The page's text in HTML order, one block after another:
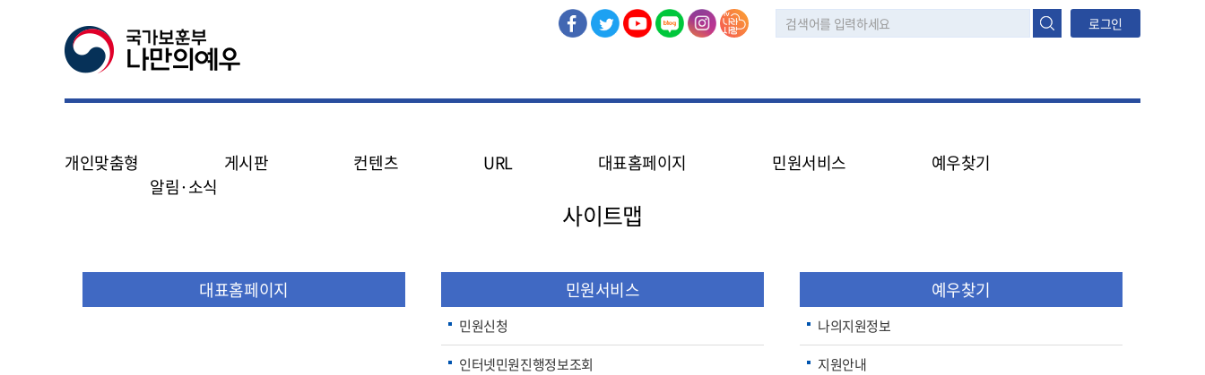
로그인
개인맞춤형 게시판 컨텐츠 URL 대표홈페이지 민원서비스 예우찾기
생애주기
대상구분
대상구분
알림·소식
사이트맵
대표홈페이지 민원서비스
민원신청
인터넷민원진행정보조회
예우찾기
나의지원정보
지원안내